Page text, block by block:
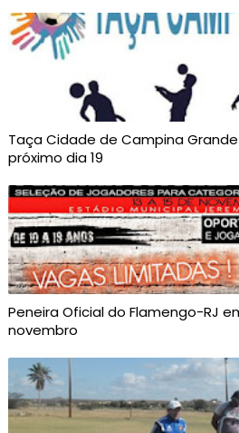
Taça Cidade de Campina
próximo dia 19
Peneira Oficial do Flamengo-RJ
novembro